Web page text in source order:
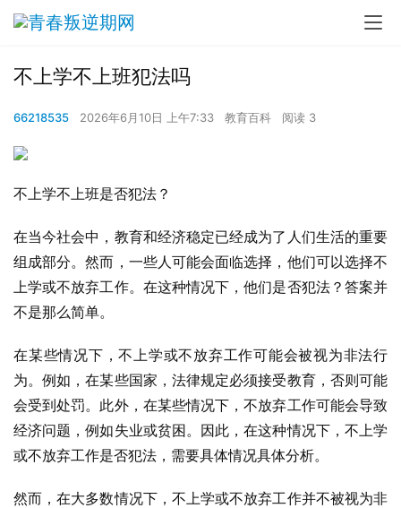
不上学不上班犯法吗
66218535 2026年6月10日 上午7:33 教育百科 阅读 3
不上学不上班是否犯法？
在当今社会中，教育和经济稳定已经成为了人们生活的重要
组成部分。然而，一些人可能会面临选择，他们可以选择不
上学或不放弃工作。在这种情况下，他们是否犯法？答案并
不是那么简单。
在某些情况下，不上学或不放弃工作可能会被视为非法行
为。例如，在某些国家，法律规定必须接受教育，否则可能
会受到处罚。此外，在某些情况下，不放弃工作可能会导致
经济问题，例如失业或贫困。因此，在这种情况下，不上学
或不放弃工作是否犯法，需要具体情况具体分析。
然而，在大多数情况下，不上学或不放弃工作并不被视为非